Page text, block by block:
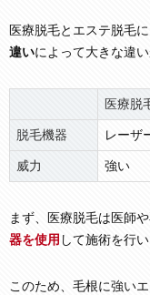
医療脱毛とエステ脱毛に
違いによって大きな違い
医療脱
脱毛機器 レーザ
威力 強い
まず、医療脱毛は医師
器を使用 して施術を行い
このため、毛根に強い